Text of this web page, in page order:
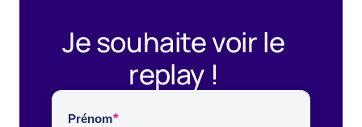
Je souhaite voir le
replay !​
*
Prénom